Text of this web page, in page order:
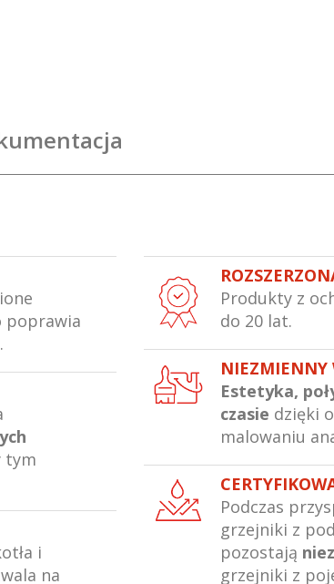
poprawia
tym
i
na
Produkty z
do 20 lat.
NIEZMIENNY
Estetyka,
czasie dzięki
malowaniu
Podczas
grzejniki z
pozostają
grzejniki z